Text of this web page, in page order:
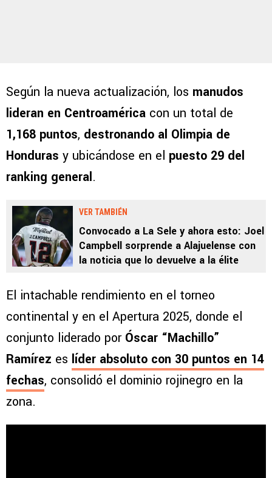
Según la nueva actualización, los manudos
lideran en Centroamérica con un total de
1,168 puntos, destronando al Olimpia de
Honduras y ubicándose en el puesto 29 del
ranking general.
VER TAMBIÉN
Convocado a La Sele y ahora esto: Joel
Campbell sorprende a Alajuelense con
la noticia que lo devuelve a la élite
El intachable rendimiento en el torneo
continental y en el Apertura 2025, donde el
conjunto liderado porÓscar “Machillo”
Ramírez es líder absoluto con 30 puntos en 14
fechas, consolidó el dominio rojinegro en la
zona.